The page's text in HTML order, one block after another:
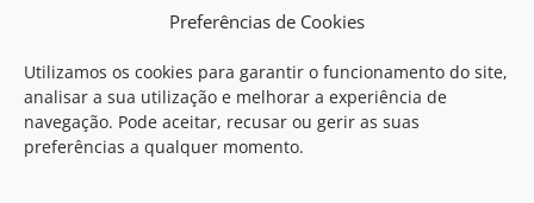
Preferências de Cookies
Utilizamos os cookies para garantir o funcionamento do site,
analisar a sua utilização e melhorar a experiência de
navegação. Pode aceitar, recusar ou gerir as suas
preferências a qualquer momento.
Política de Privacidade
Código de Conduta